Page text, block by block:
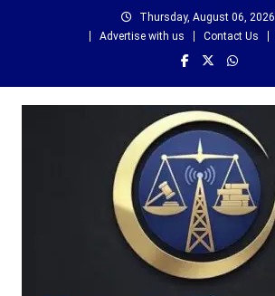
Thursday, August 06, 2026
Advertise with us
Contact Us